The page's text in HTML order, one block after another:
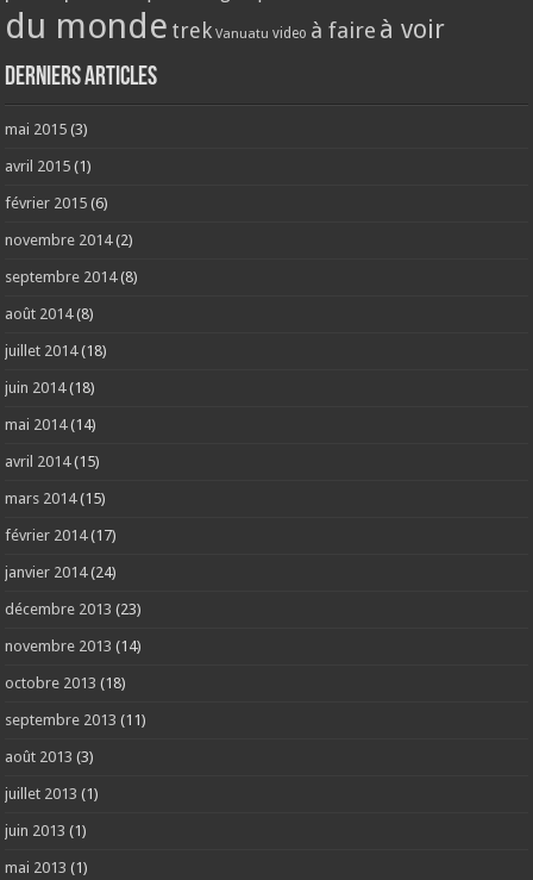
du monde trek Vanuatu video à faire à voir
Derniers articles
mai 2015 (3)
avril 2015 (1)
février 2015 (6)
novembre 2014(2)
septembre 2014(8)
août 2014(8)
juillet 2014(18)
juin 2014(18)
mai 2014(14)
avril 2014(15)
mars 2014(15)
février 2014(17)
janvier 2014(24)
décembre 2013 (23)
novembre 2013 (14)
octobre 2013 (18)
septembre 2013 (11)
août 2013 (3)
juillet 2013 (1)
juin 2013 (1)
mai 2013 (1)